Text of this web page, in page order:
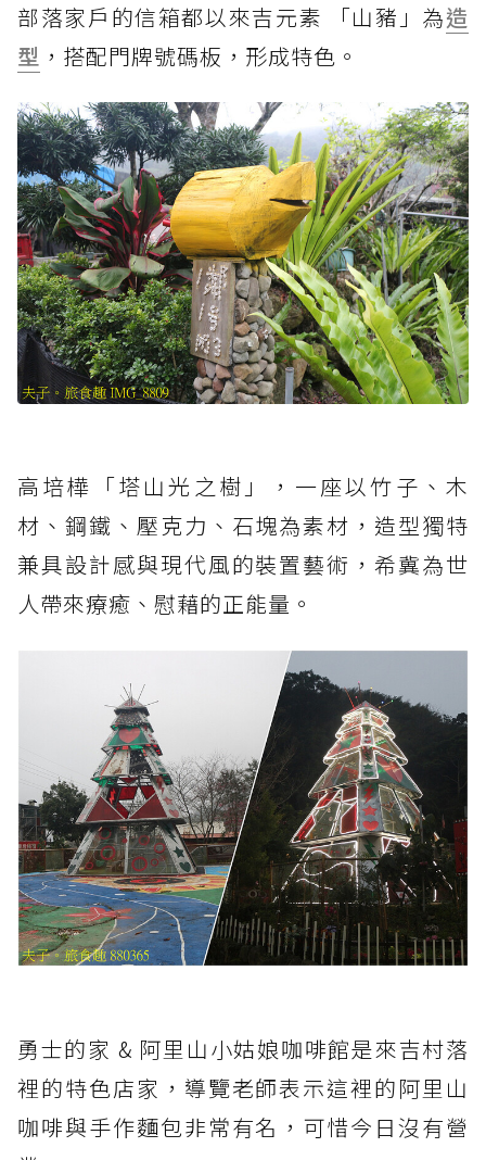
部落家戶的信箱都以來吉元素 「山豬」為造
型 ，搭配門牌號碼板，形成特色。
高培樺「塔山光之樹」，一座以竹子、木
材、鋼鐵、壓克力、石塊為素材，造型獨特
兼具設計感與現代風的裝置藝術，希冀為世
人帶來療癒、慰藉的正能量。
勇士的家 & 阿里山小姑娘咖啡館是來吉村落
裡的特色店家，導覽老師表示這裡的阿里山
咖啡與手作麵包非常有名，可惜今日沒有營